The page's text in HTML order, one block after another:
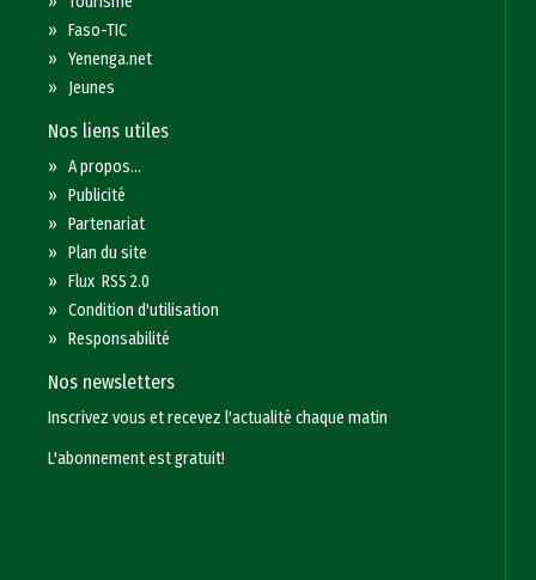
»Faso-TIC
»Yenenga.net
» Jeunes
Nos liens utiles
»A propos...
»Publicité
»Partenariat
»Plan du site
»Flux RSS 2.0
»Condition d'utilisation
»Responsabilité
Nos newsletters
Inscrivez vous et recevez l'actualité chaque matin
L'abonnement est gratuit!